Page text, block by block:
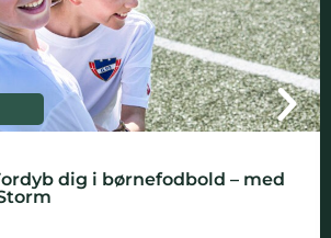
dig i børnefodbold – med